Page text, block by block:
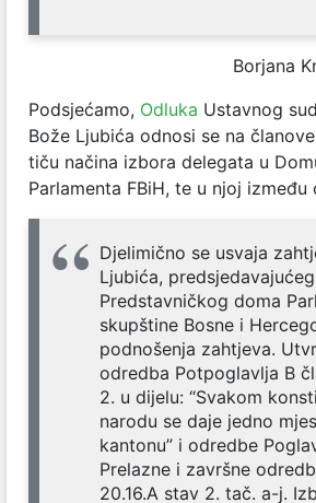
Borjana
Podsjećamo, Odluka Ustavnog
Bože Ljubića odnosi se na
tiču načina izbora delegata u
Parlamenta FBiH, te u njoj
Djelimično se usvaja
Ljubića, predsjedavajućeg
Predstavničkog doma
skupštine Bosne i
podnošenja zahtjeva.
odredba Potpoglavlja B
2. u dijelu: “Svakom
narodu se daje jedno
kantonu” i odredbe
Prelazne i završne
20.16.A stav 2. tač. a-j.